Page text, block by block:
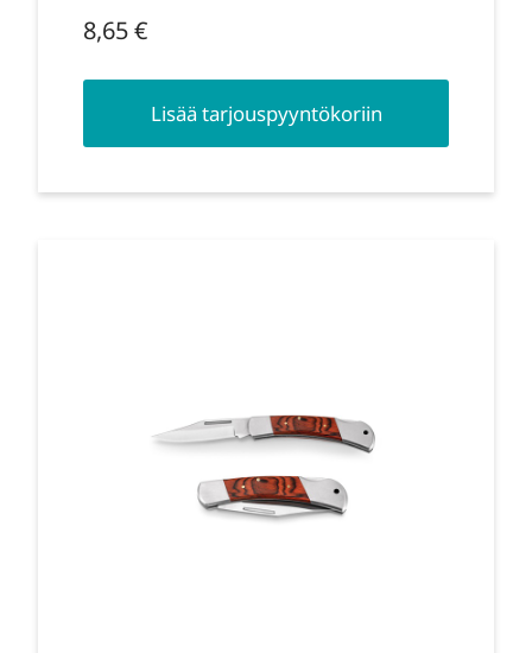
8,65€
Lisää tarjouspyyntökoriin